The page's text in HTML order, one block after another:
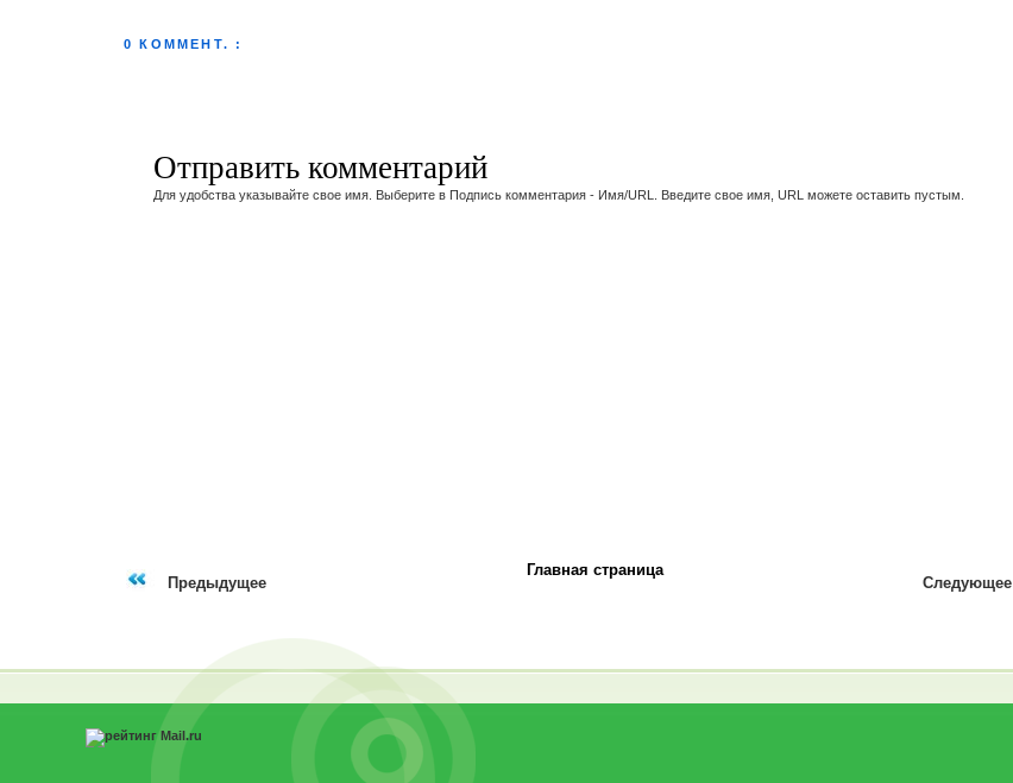
0 КОММЕНТ. :
Отправить комментарий
Для удобства указывайте свое имя. Выберите в Подпись комментария - Имя/URL. Введите свое имя, URL можете оставить пустым.
Следующее
Предыдущее
Главная страница